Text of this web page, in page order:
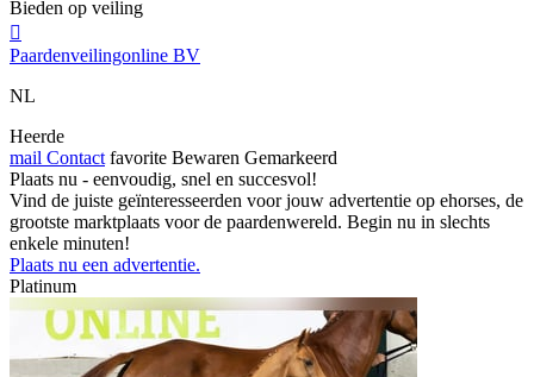
Bieden op veiling

Paardenveilingonline BV
NL
Heerde
mail Contact favorite Bewaren Gemarkeerd
Plaats nu - eenvoudig, snel en succesvol!
Vind de juiste geïnteresseerden voor jouw advertentie op ehorses, de
grootste marktplaats voor de paardenwereld. Begin nu in slechts
enkele minuten!
Plaats nu een advertentie.
Platinum